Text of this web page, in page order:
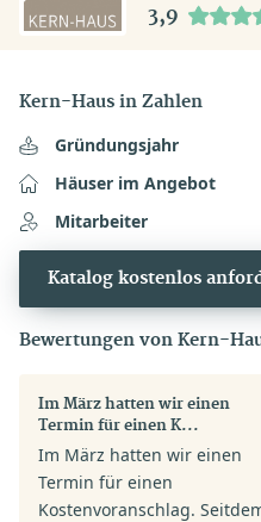
3,9
Kern-Haus in Zahlen
Gründungsjahr
Häuser im Angebot
Mitarbeiter
Katalog kostenlos
Bewertungen von Kern-
Im März hatten wir einen
Termin für einen K...
Im März hatten wir einen
Termin für einen
Kostenvoranschlag.